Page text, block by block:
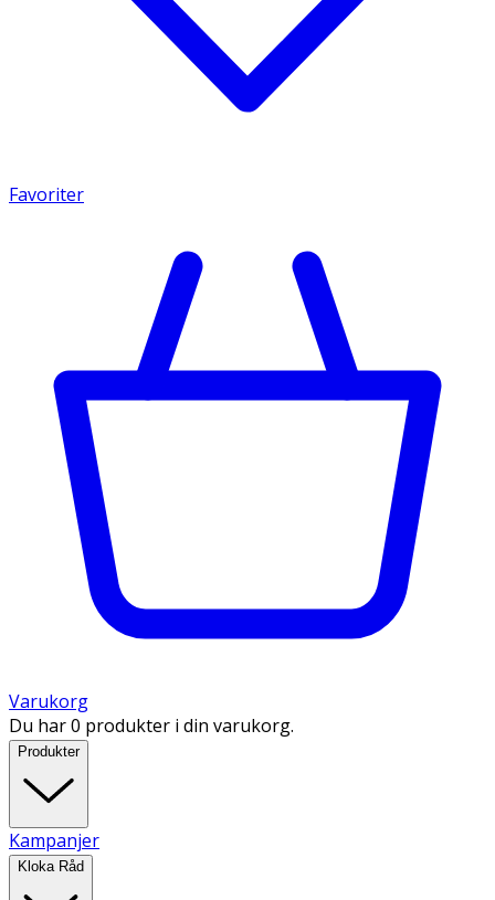
Favoriter
Varukorg
Du har 0 produkter i din varukorg.
Produkter
Kampanjer
Kloka Råd